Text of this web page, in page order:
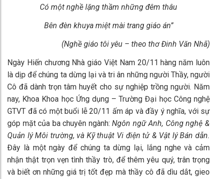
Có một nghề lặng thầm những đêm thâu
Bên đèn khuya miệt mài trang giáo án”
(Nghề giáo tôi yêu – theo thơ Đinh Văn Nhã)
Ngày Hiến chương Nhà giáo Việt Nam 20/11 hàng năm luôn
là dịp để chúng ta dừng lại và tri ân những người Thầy, người
Cô đã dành trọn tâm huyết cho sự nghiệp trồng người. Năm
nay, Khoa Khoa học Ứng dụng – Trường Đại học Công nghệ
GTVT đã có một buổi lễ 20/11 ấm áp và đầy ý nghĩa, với sự
góp mặt của ba chuyên ngành:Ngôn ngữ Anh, Công nghệ &
Quản lý Môi trường, và Kỹ thuật Vi điện tử & Vật lý Bán dẫn.
Đây là một ngày để chúng ta dừng lại, lắng nghe và cảm
nhận thật trọn vẹn tình thầy trò, để thêm yêu quý, trân trọng
và biết ơn những giá trị tốt đẹp mà thầy cô đã dìu dắt, gieo